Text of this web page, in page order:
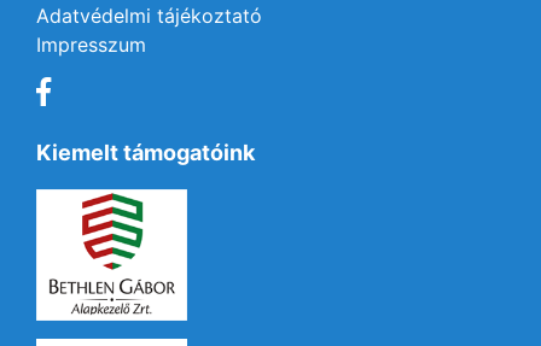
Adatvédelmi tájékoztató
Impresszum
Kiemelt támogatóink